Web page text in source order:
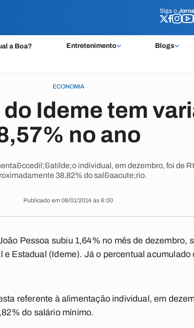
Siga o
a Boa? Entretenimento Blogs
Siga o
ECONOMIA
Ideme tem
no ano
individual, em dezembro, foi de
38,82% do sal&aacute;rio.
Publicado em 08/01/2014 às 6:00
Pessoa subiu 1,64% no mês de dezembro,
Estadual (Ideme). Já o percentual acumulado
referente à alimentação individual, em
do salário mínimo.